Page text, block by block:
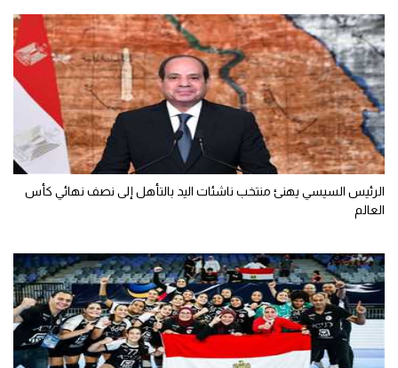
الرئيس السيسي يهنئ منتخب ناشئات اليد بالتأهل إلى نصف نهائي كأس
العالم